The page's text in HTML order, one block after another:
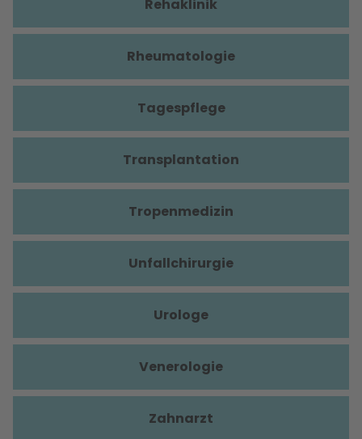
Rehaklinik
Rheumatologie
Tagespflege
Transplantation
Tropenmedizin
Unfallchirurgie
Urologe
Venerologie
Zahnarzt